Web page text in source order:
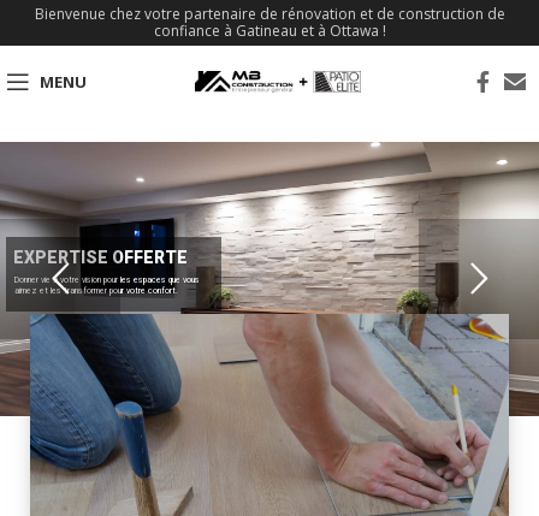
Bienvenue chez votre partenaire de rénovation et de construction de
confiance à Gatineau et à Ottawa !
MENU
EXPERTISE OFFERTE
Donner vie à votre vision pour les espaces que vous
aimez et les transformer pour votre confort.